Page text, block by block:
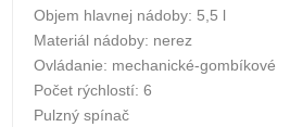
Objem hlavnej nádoby: 5,5 l
Materiál nádoby: nerez
Ovládanie: mechanické-gombíkové
Počet rýchlostí: 6
Pulzný spínač